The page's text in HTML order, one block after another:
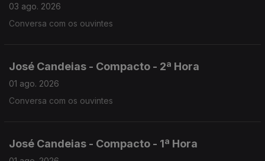
03 ago. 2026
Conversa com os ouvintes
José Candeias - Compacto - 2ª Hora
01 ago. 2026
Conversa com os ouvintes
José Candeias - Compacto - 1ª Hora